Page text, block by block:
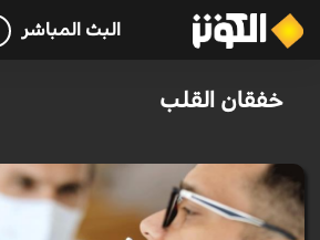
البث المباشر
خفقان القلب